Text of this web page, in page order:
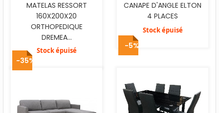
MATELAS RESSORT
160X200X20
ORTHOPEDIQUE
DREMEA...
Stock épuisé
CANAPE D'ANGLE ELTON
4 PLACES
Stock épuisé
-35%
-5%